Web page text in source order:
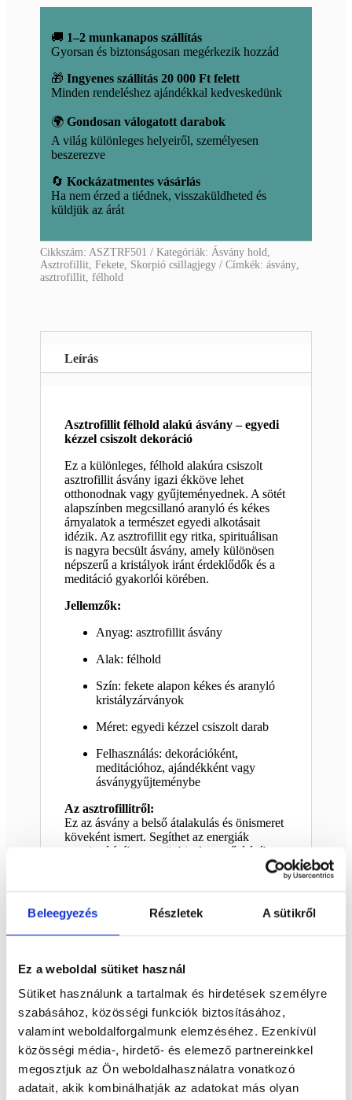
Beleegyezés Részletek A sütikről
Ez a weboldal sütiket használ
Sütiket használunk a tartalmak és hirdetések személyre
szabásához, közösségi funkciók biztosításához,
valamint weboldalforgalmunk elemzéséhez. Ezenkívül
közösségi média-, hirdető- és elemező partnereinkkel
megosztjuk az Ön weboldalhasználatra vonatkozó
adatait, akik kombinálhatják az adatokat más olyan
🚚 1–2 munkanapos szállítás
Gyorsan és biztonságosan megérkezik hozzád
🎁Ingyenes szállítás 20 000 Ft felett
Minden rendeléshez ajándékkal kedveskedünk
🌍Gondosan válogatott darabok
A világ különleges helyeiről, személyesen
beszerezve
🔄Kockázatmentes vásárlás
Ha nem érzed a tiédnek, visszaküldheted és
küldjük az árát
Cikkszám: ASZTRF501 Kategóriák: Ásvány hold
Asztrofillit ,Fekete Skorpió csillagjegy Címkék:ásvány
asztrofillit ,félhold
Leírás
Asztrofillit félhold alakú ásvány – egyedi
kézzel csiszolt dekoráció
Ez a különleges, félhold alakúra csiszolt
asztrofillit ásvány igazi ékköve lehet
otthonodnak vagy gyűjteményednek. A sötét
alapszínben megcsillanó aranyló és kékes
árnyalatok a természet egyedi alkotásait
idézik. Az asztrofillit egy ritka, spirituálisan
is nagyra becsült ásvány, amely különösen
népszerű a kristályok iránt érdeklődők és a
meditáció gyakorlói körében.
Jellemzők:
Anyag: asztrofillit ásvány
Alak: félhold
Szín: fekete alapon kékes és aranyló
kristályzárványok
Méret: egyedi kézzel csiszolt darab
Felhasználás: dekorációként,
meditációhoz, ajándékként vagy
ásványgyűjteménybe
Az asztrofillitről:
Ez az ásvány a belső átalakulás és önismeret
köveként ismert. Segíthet az energiák
megtisztításában, az önbizalom erősítésében,
valamint az intuíció fejlesztésében. A félhold
ciklikusságot szimbolizálja, így különösen
erőteljes spirituális jelentéssel bír.
Mérete: 8 cm
Kapcsolódó termékek
Érdekelhetnek még…
Kapcsolódó termékek